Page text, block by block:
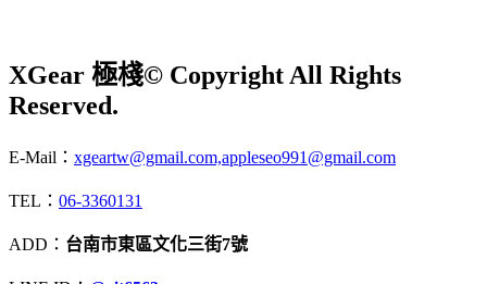
XGear 極棧© Copyright All Rights
Reserved.
E-Mail： xgeartw@gmail.com,appleseo991@gmail.com
TEL： 06-3360131
ADD： 台南市東區文化三街7號